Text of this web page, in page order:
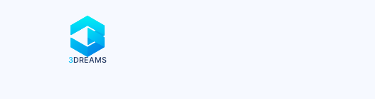
3DREAMS